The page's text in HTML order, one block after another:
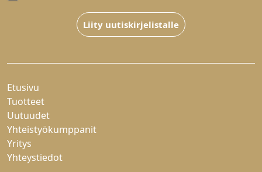
Liity uutiskirjelistalle
Etusivu
Tuotteet
Uutuudet
Yhteistyökumppanit
Yritys
Yhteystiedot